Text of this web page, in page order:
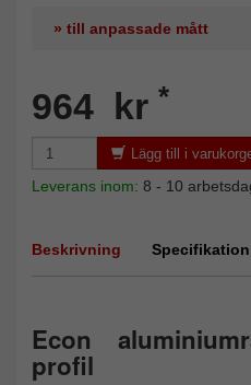
» till anpassade mått
964 kr *
Lägg till i
Leverans inom: 8 - 10
Beskrivning Specifikation
Econ
profil